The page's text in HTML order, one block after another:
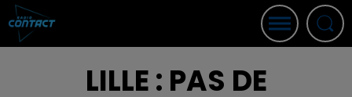
LILLE : PAS DE